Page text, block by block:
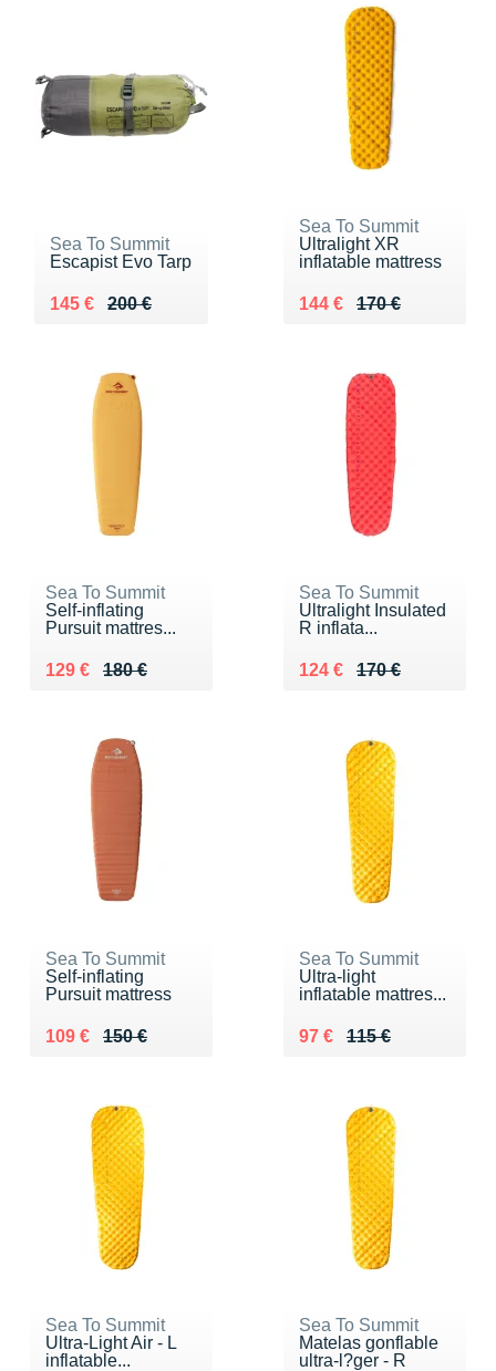
Sea To Summit
Escapist Evo Tarp
200 €
Au lieu de 200 €
145 €
Vendu 145 €
Sea To Summit
Ultralight XR
inflatable mattress
170 €
Au lieu de 170 €
144 €
Vendu 144 €
Sea To Summit
Self-inflating
Pursuit mattres...
180 €
Au lieu de 180 €
129 €
Vendu 129 €
Sea To Summit
Ultralight Insulated
R inflata...
170 €
Au lieu de 170 €
124 €
Vendu 124 €
Sea To Summit
Self-inflating
Pursuit mattress
150 €
Au lieu de 150 €
109 €
Vendu 109 €
Sea To Summit
Ultra-light
inflatable mattres...
115 €
Au lieu de 115 €
97 €
Vendu 97 €
Sea To Summit
Ultra-Light Air - L
inflatable...
Sea To Summit
Matelas gonflable
ultra-l?ger - R